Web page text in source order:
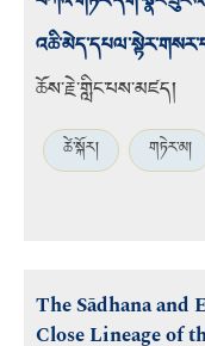
ཆོས་རྗེ་གླིང་པས་མཛད།
ཚེ་སྐོར། གཏེར་མ།
The Sādhana and
Close Lineage of